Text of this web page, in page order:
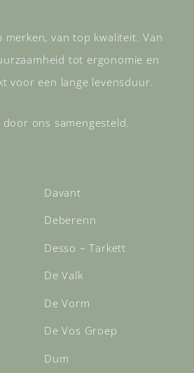
merken, van top kwaliteit. Van
tot ergonomie en
voor een lange levensduur.
ons samengesteld.
Davant
Deberenn
Desso – Tarkett
De Valk
De Vorm
De Vos Groep
Dum